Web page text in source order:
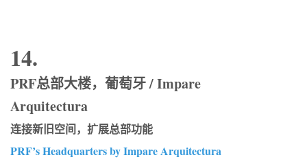
14.
PRF总部大楼，葡萄牙 / Impare
Arquitectura
连接新旧空间，扩展总部功能
PRF’s Headquarters by Impare Arquitectura